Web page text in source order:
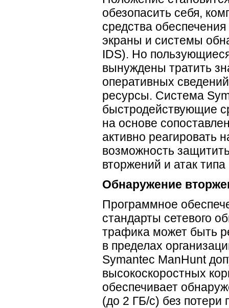
обезопасить себя,
средства
экраны и системы
IDS). Но
вынуждены тратить
оперативных
ресурсы. Система
быстродействующие
на основе
активно реагировать
возможность
вторжений и атак
Обнаружение
Программное
стандарты сетевого
трафика может быть
в пределах
Symantec ManHunt
высокоскоростных
обеспечивает
(до 2 ГБ/с) без потери